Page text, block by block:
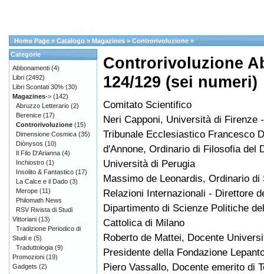
Home Page » Catalogo » Magazines » Controrivoluzione »
Controrivoluzione
124/129 (sei numeri)
Comitato Scientifico
Neri Capponi, Università di Firenze
Tribunale Ecclesiastico Francesco
d'Annone, Ordinario di Filosofia del
Università di Perugia
Massimo de Leonardis, Ordinario di
Relazioni Internazionali - Direttore
Dipartimento di Scienze Politiche
Cattolica di Milano
Roberto de Mattei, Docente
Presidente della Fondazione
Piero Vassallo, Docente emerito di
Categorie
Abbonamenti (4)
Libri (2492)
Libri Scontati 30% (30)
Magazines-> (142)
Abruzzo Letterario (2)
Berenice (17)
Controrivoluzione (15)
Dimensione Cosmica (35)
Diònysos (10)
Il Filo D'Arianna (4)
Inchiostro (1)
Insolito & Fantastico (17)
La Calce e il Dado (3)
Merope (11)
Philomath News
RSV Rivista di Studi
Vittoriani (13)
Tradizione Periodico di
Studi e (5)
Traduttologia (9)
Promozioni (19)
Gadgets (2)